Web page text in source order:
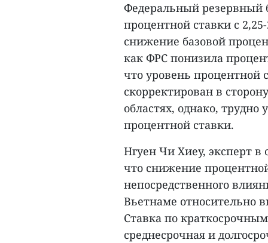
Федеральный резервный
процентной ставки с
снижение базовой
как ФРС понизила
что уровень процентной
скорректирован в
областях, однако,
процентной ставки.
Нгуен Чи Хиеу, эксперт в
что снижение
непосредственного
Вьетнаме относительно
Ставка по
среднесрочная и